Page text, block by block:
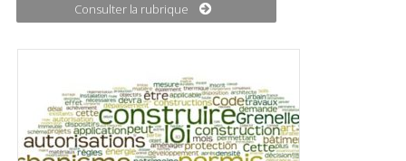
Consulter la rubrique